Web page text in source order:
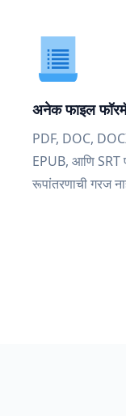
अनेक फाइल
PDF, DOC,
EPUB, आणि SRT
रूपांतरणाची गरज